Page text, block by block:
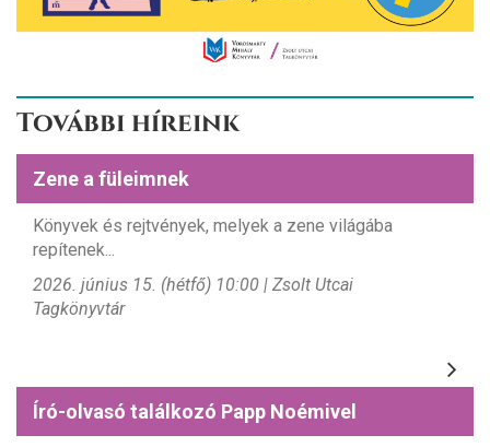
További híreink
Zene a füleimnek
Könyvek és rejtvények, melyek a zene világába
repítenek...
2026. június 15. (hétfő) 10:00 | Zsolt Utcai
Tagkönyvtár
Író-olvasó találkozó Papp Noémivel